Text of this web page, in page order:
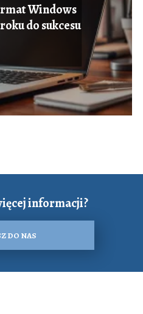
Windows
do sukcesu
informacji?
DO NAS